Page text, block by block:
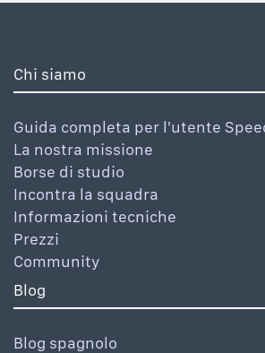
Chi siamo
Guida completa per l'utente
La nostra missione
Borse di studio
Incontra la squadra
Informazioni tecniche
Prezzi
Community
Blog
Blog spagnolo